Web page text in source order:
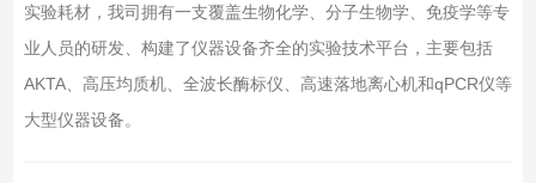
实验耗材，我司拥有一支覆盖生物化学、分子生物学、免疫学等专
业人员的研发、构建了仪器设备齐全的实验技术平台，主要包括
AKTA、高压均质机、全波长酶标仪、高速落地离心机和qPCR仪等
大型仪器设备。